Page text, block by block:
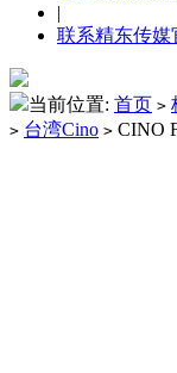
|
联系精东传媒
当前位置: 首页 >
> 台湾Cino > CINO